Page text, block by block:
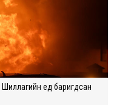
үед баригдсан